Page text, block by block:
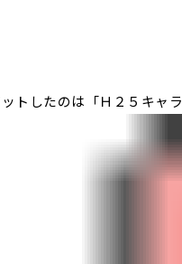
トしたのは「Ｈ２５キャ